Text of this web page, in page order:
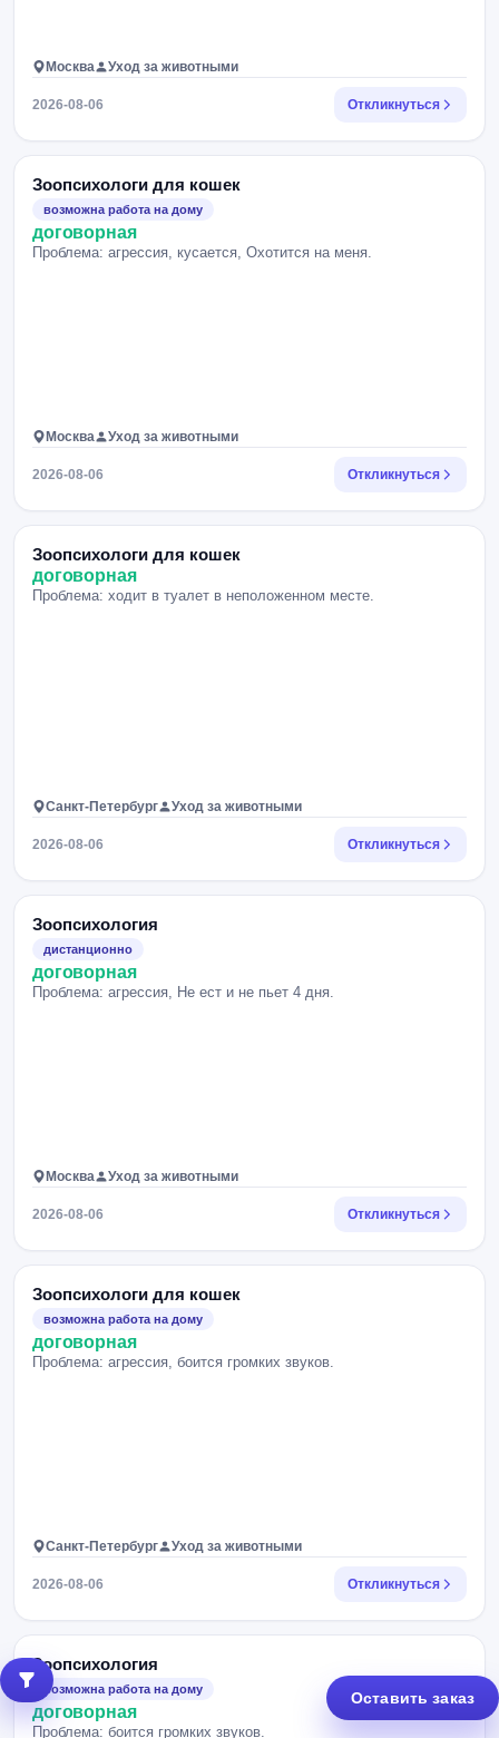
Москва Уход за животными
2026-08-06 Откликнуться
Зоопсихологи для кошек
возможна работа на дому
договорная
Проблема: агрессия, кусается, Охотится на меня.
Москва Уход за животными
2026-08-06 Откликнуться
Зоопсихологи для кошек
договорная
Проблема: ходит в туалет в неположенном месте.
Санкт-Петербург Уход за животными
2026-08-06 Откликнуться
Зоопсихология
дистанционно
договорная
Проблема: агрессия, Не ест и не пьет 4 дня.
Москва Уход за животными
2026-08-06 Откликнуться
Зоопсихологи для кошек
возможна работа на дому
договорная
Проблема: агрессия, боится громких звуков.
Санкт-Петербург Уход за животными
2026-08-06 Откликнуться
Зоопсихология
возможна работа на дому
договорная
Проблема: боится громких звуков.
Оставить заказ